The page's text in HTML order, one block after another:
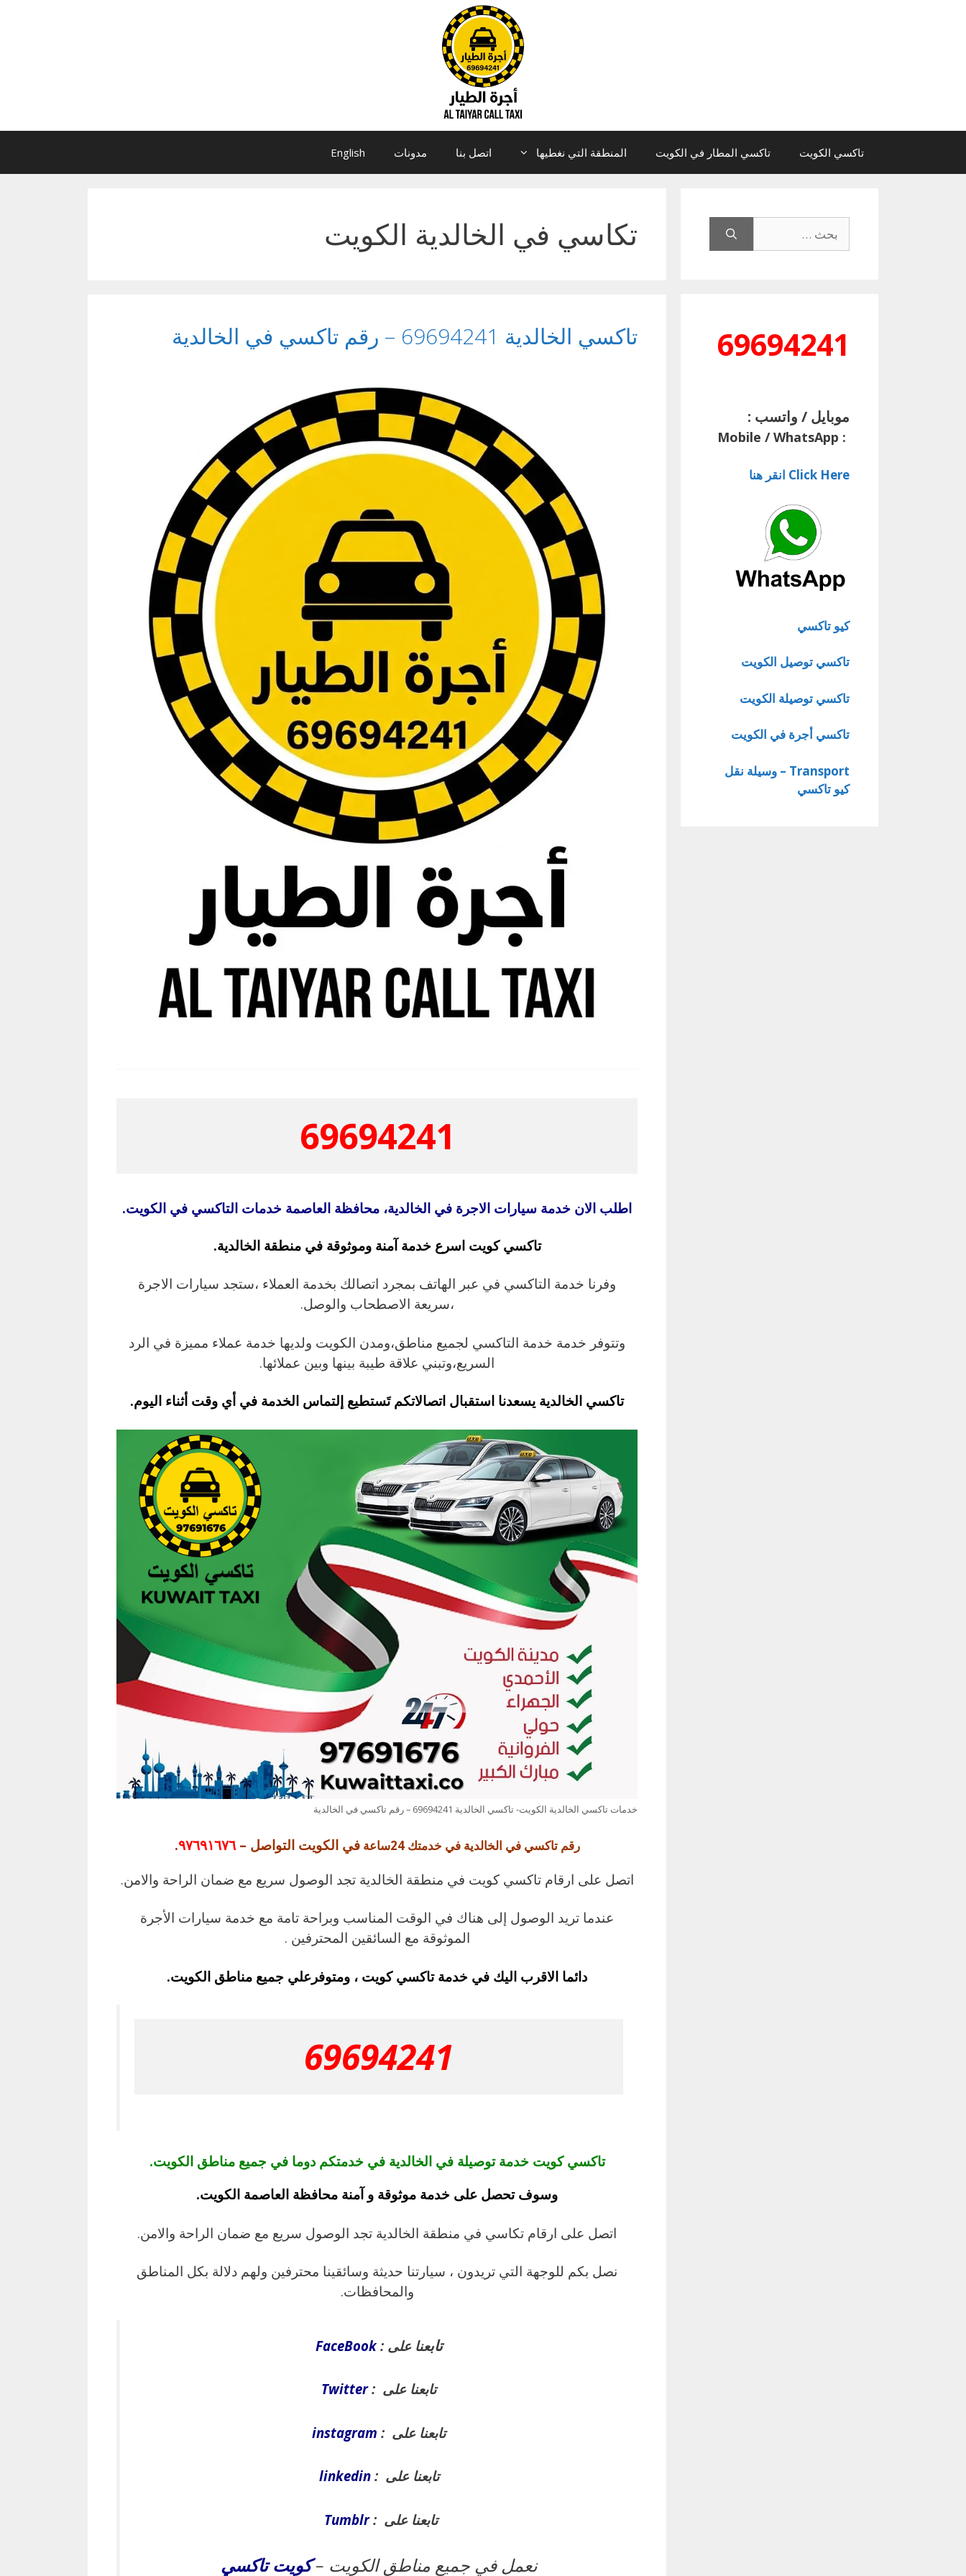
تاكسي الكويت تاكسي المطار في الكويت المنطقة التي نغطيها اتصل بنا مدونات English
تكاسي في الخالدية الكويت
تاكسي الخالدية 69694241 – رقم تاكسي في الخالدية
69694241
اطلب الان خدمة سيارات الاجرة في الخالدية، محافظة العاصمة خدمات التاكسي في الكويت.
تاكسي كويت اسرع خدمة آمنة وموثوقة في منطقة الخالدية.
وفرنا خدمة التاكسي في عبر الهاتف بمجرد اتصالك بخدمة العملاء ،ستجد سيارات الاجرة
،سريعة الاصطحاب والوصل.
وتتوفر خدمة خدمة التاكسي لجميع مناطق،ومدن الكويت ولديها خدمة عملاء مميزة في الرد
السريع،وتبني علاقة طيبة بينها وبين عملائها.
تاكسي الخالدية يسعدنا استقبال اتصالاتكم تَستطيع إلتماس الخدمة في أي وقت أثناء اليوم.
خدمات تاكسي الخالدية الكويت- تاكسي الخالدية 69694241 – رقم تاكسي في الخالدية
رقم تاكسي في الخالدية في خدمتك 24ساعة في الكويت التواصل –٩٧٦٩١٦٧٦.
اتصل على ارقام تاكسي كويت في منطقة الخالدية تجد الوصول سريع مع ضمان الراحة والامن.
عندما تريد الوصول إلى هناك في الوقت المناسب وبراحة تامة مع خدمة سيارات الأجرة
الموثوقة مع السائقين المحترفين .
دائما الاقرب اليك في خدمة تاكسي كويت ، ومتوفرعلي جميع مناطق الكويت.
69694241
تاكسي كويت خدمة توصيلة في الخالدية في خدمتكم دوما في جميع مناطق الكويت.
وسوف تحصل على خدمة موثوقة و آمنة محافظة العاصمة الكويت.
اتصل على ارقام تكاسي في منطقة الخالدية تجد الوصول سريع مع ضمان الراحة والامن.
نصل بكم للوجهة التي تريدون ، سيارتنا حديثة وسائقينا محترفين ولهم دلالة بكل المناطق
والمحافظات.
تابعنا على : FaceBook
تابعنا على :Twitter
تابعنا على : instagram
تابعنا على :linkedin
تابعنا على : Tumblr
نعمل في جميع مناطق الكويت –كويتتاكسي
عن:
69694241
موبايل / واتسب :
:
Mobile / WhatsApp
Click Here انقر هنا
كيو تاكسي
تاكسي توصيل الكويت
تاكسي توصيلة الكويت
تاكسي أجرة في الكويت
Transport – وسيلة نقل
كيو تاكسي